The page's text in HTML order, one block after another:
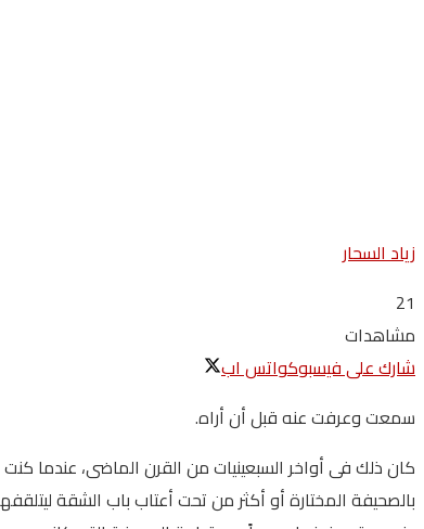
زياد السحار
21
مشاهدات
شارك على فيسبوكواتس اب
سمعت وعرفت عنه قبل أن أراه.
كان ذلك فى أواخر السبعينيات من القرن الماضى، عندما
بالصحيفة المختارة أو أكثر من تحت أعتاب باب الشقة